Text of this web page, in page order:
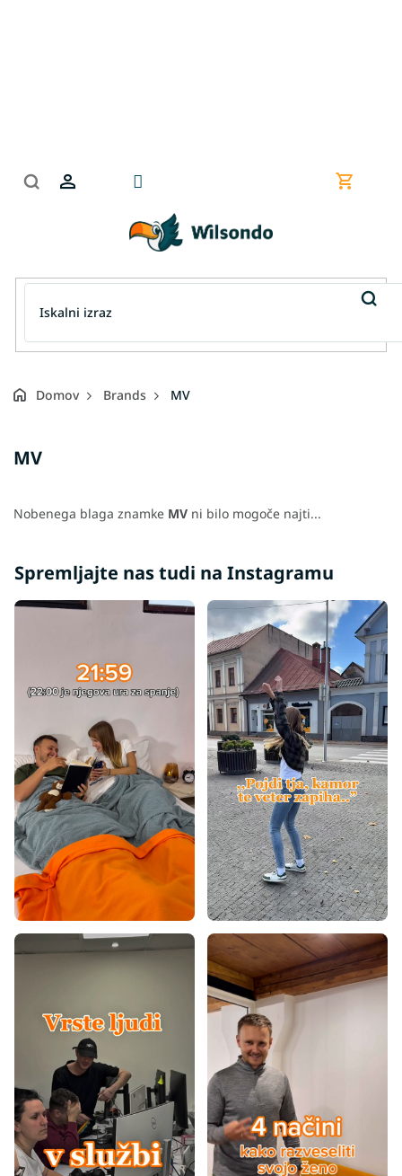
Domov Brands MV
MV
Nobenega blaga znamke MV ni bilo mogoče najti...
Spremljajte nas tudi na Instagramu